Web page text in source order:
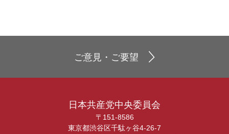
ご意見・ご要望
日本共産党中央委員会
〒151-8586
東京都渋谷区千駄ヶ谷4-26-7